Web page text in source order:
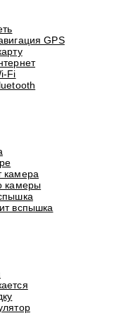
GPS
Fi
камера
камеры
вспышка